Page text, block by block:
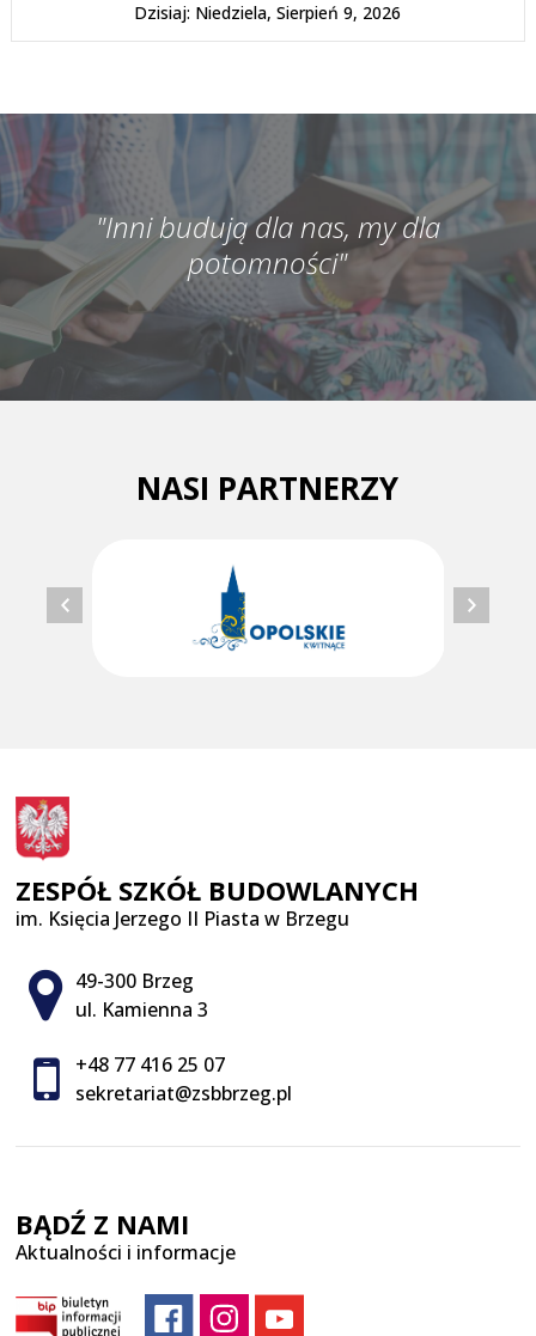
Dzisiaj: Niedziela, Sierpień 9, 2026
"Inni budują dla nas, my dla
potomności"
NASI PARTNERZY
ZESPÓŁ SZKÓŁ BUDOWLANYCH
im. Księcia Jerzego II Piasta w Brzegu
Adres pocztowy:
49-300 Brzeg
ul. Kamienna 3
+48 77 416 25 07
sekretariat@zsbbrzeg.pl
BĄDŹ Z NAMI
Aktualności i informacje